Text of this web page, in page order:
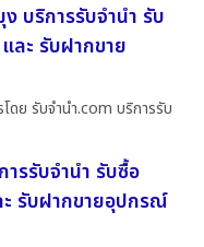
บริการรับจำนำ รับ
ละ รับฝากขาย
ดย รับจํานํา.com บริการรับ
รรับจำนำ รับซื้อ
รับฝากขายอุปกรณ์